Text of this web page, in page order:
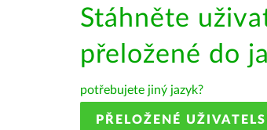
Stáhněte
přeložené do
potřebujete jiný jazyk?
PŘELOŽENÉ